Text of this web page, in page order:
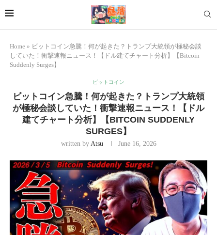
Home » ビットコイン急騰！何が起きた？トランプ大統領が極秘会談
していた！衝撃速報ニュース！【ドル建てチャート分析】【Bitcoin
Suddenly Surges】
ビットコイン
ビットコイン急騰！何が起きた？トランプ大統領
が極秘会談していた！衝撃速報ニュース！【ドル
建てチャート分析】【BITCOIN SUDDENLY
SURGES】
written by Atsu June 16, 2026